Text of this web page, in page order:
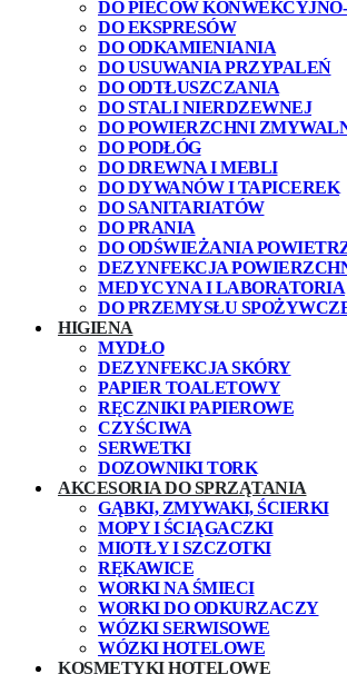
DO PIECÓW
DO EKSPRESÓW
DO ODKAMIENIANIA
DO USUWANIA PRZYPALEŃ
DO ODTŁUSZCZANIA
DO STALI NIERDZEWNEJ
DO POWIERZCHNI
DO PODŁÓG
DO DREWNA I MEBLI
DO DYWANÓW I TAPICEREK
DO SANITARIATÓW
DO PRANIA
DO ODŚWIEŻANIA
DEZYNFEKCJA
MEDYCYNA I LABORATORIA
DO PRZEMYSŁU
HIGIENA
MYDŁO
DEZYNFEKCJA SKÓRY
PAPIER TOALETOWY
RĘCZNIKI PAPIEROWE
CZYŚCIWA
SERWETKI
DOZOWNIKI TORK
AKCESORIA DO SPRZĄTANIA
GĄBKI, ZMYWAKI, ŚCIERKI
MOPY I ŚCIĄGACZKI
MIOTŁY I SZCZOTKI
RĘKAWICE
WORKI NA ŚMIECI
WORKI DO ODKURZACZY
WÓZKI SERWISOWE
WÓZKI HOTELOWE
KOSMETYKI HOTELOWE